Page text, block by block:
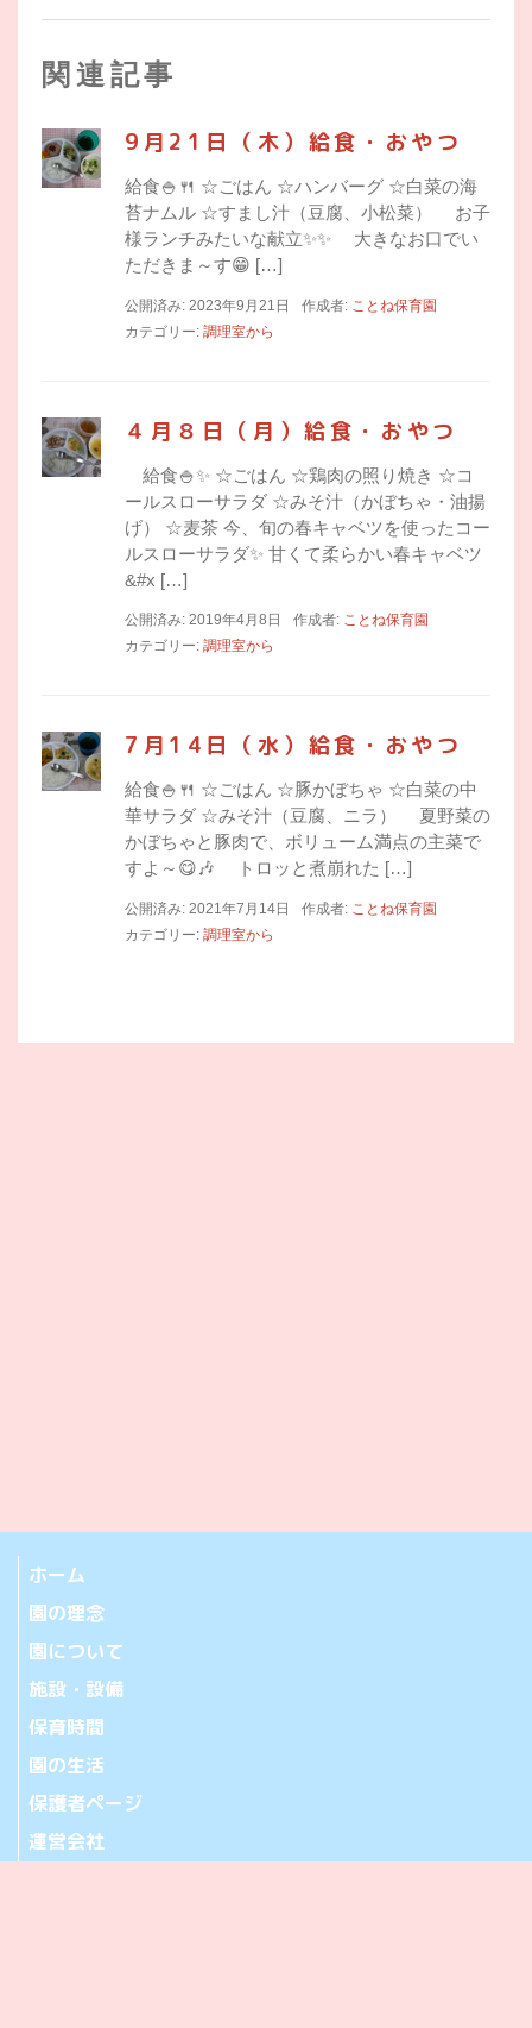
関連記事
9月21日（木）給食・おやつ
給食🍚🍴 ☆ごはん ☆ハンバーグ ☆白菜の海
苔ナムル ☆すまし汁（豆腐、小松菜） お子
様ランチみたいな献立✨✨ 大きなお口でい
ただきま～す😁 […]
公開済み: 2023年9月21日 作成者: ことね保育園
カテゴリー: 調理室から
４月８日（月）給食・おやつ
給食🍚✨ ☆ごはん ☆鶏肉の照り焼き ☆コ
ールスローサラダ ☆みそ汁（かぼちゃ・油揚
げ） ☆麦茶 今、旬の春キャベツを使ったコー
ルスローサラダ✨ 甘くて柔らかい春キャベツ
&#x […]
公開済み: 2019年4月8日 作成者: ことね保育園
カテゴリー: 調理室から
7月14日（水）給食・おやつ
給食🍚🍴 ☆ごはん ☆豚かぼちゃ ☆白菜の中
華サラダ ☆みそ汁（豆腐、ニラ） 夏野菜の
かぼちゃと豚肉で、ボリューム満点の主菜で
すよ～😋🎶 トロッと煮崩れた […]
公開済み: 2021年7月14日 作成者: ことね保育園
カテゴリー: 調理室から
ホーム
園の理念
園について
施設・設備
保育時間
園の生活
保護者ページ
運営会社